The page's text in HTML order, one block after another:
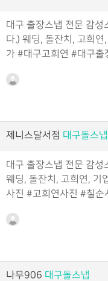
대구 출장스냅 전문 감성
다.) 웨딩, 돌잔치, 고희
가 #대구고희연 #대구
제니스달서점 대구돌스냅
대구 출장스냅 전문 감
웨딩, 돌잔치, 고희연,
사진 #고희연사진 #칠순
나무906 대구돌스냅